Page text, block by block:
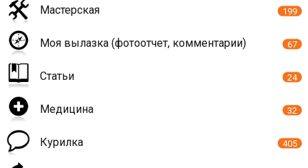
Мастерская 199
Моя вылазка (фотоотчет, комментарии) 67
Статьи 24
Медицина 32
Курилка 405